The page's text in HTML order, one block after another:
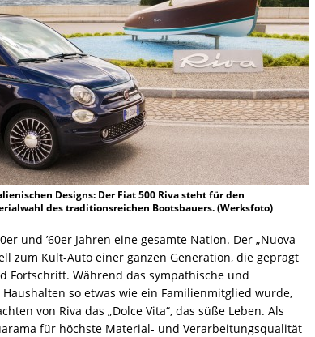
Designs: Der Fiat 500 Riva steht für den
des traditionsreichen Bootsbauers. (Werksfoto)
und ’60er Jahren eine gesamte Nation. Der „Nuova
zum Kult-Auto einer ganzen Generation, die geprägt
Fortschritt. Während das sympathische und
so etwas wie ein Familienmitglied wurde,
von Riva das „Dolce Vita“, das süße Leben. Als
für höchste Material- und Verarbeitungsqualität
Corona?